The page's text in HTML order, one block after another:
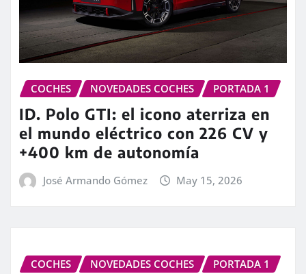
COCHES NOVEDADES COCHES PORTADA 1
ID. Polo GTI: el icono aterriza en
el mundo eléctrico con 226 CV y
+400 km de autonomía
José Armando Gómez May 15, 2026
COCHES NOVEDADES COCHES PORTADA 1